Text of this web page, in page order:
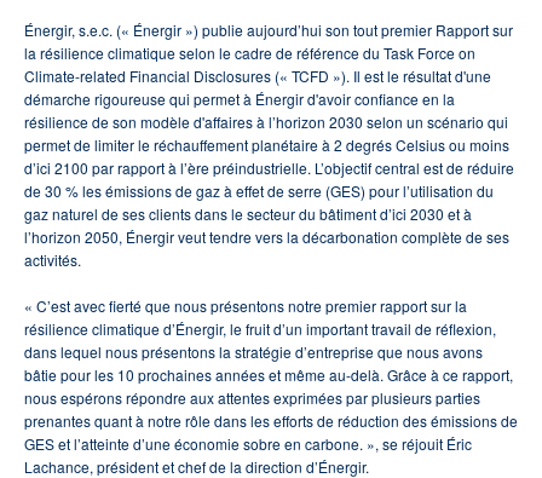
Énergir, s.e.c. (« Énergir ») publie aujourd’hui son tout premier Rapport sur
la résilience climatique selon le cadre de référence du Task Force on
Climate-related Financial Disclosures (« TCFD »). Il est le résultat d'une
démarche rigoureuse qui permet à Énergir d'avoir confiance en la
résilience de son modèle d'affaires à l’horizon 2030 selon un scénario qui
permet de limiter le réchauffement planétaire à 2 degrés Celsius ou moins
d’ici 2100 par rapport à l’ère préindustrielle. L’objectif central est de réduire
de 30 % les émissions de gaz à effet de serre (GES) pour l’utilisation du
gaz naturel de ses clients dans le secteur du bâtiment d’ici 2030 et à
l’horizon 2050, Énergir veut tendre vers la décarbonation complète de ses
activités.
« C’est avec fierté que nous présentons notre premier rapport sur la
résilience climatique d’Énergir, le fruit d’un important travail de réflexion,
dans lequel nous présentons la stratégie d’entreprise que nous avons
bâtie pour les 10 prochaines années et même au-delà. Grâce à ce rapport,
nous espérons répondre aux attentes exprimées par plusieurs parties
prenantes quant à notre rôle dans les efforts de réduction des émissions de
GES et l’atteinte d’une économie sobre en carbone. », se réjouit Éric
Lachance, président et chef de la direction d’Énergir.